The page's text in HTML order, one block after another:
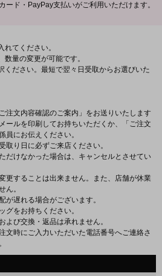
ード・PayPay支払いがご利用いただけます。
てください。
量の変更が可能です。
ください。最短で翌々日受取からお選びいた
注文内容確認のご案内」をお送りいたします
ールを印刷してお持ちいただくか、「ご注文
員にお伝えください。
取り日に必ずご来店ください。
だけなかった場合は、キャンセルとさせてい
更することは出来ません。また、店舗が休業
ん。
が遅れる場合がございます。
グをお持ちください。
よび交換・返品は承れません。
文時にご入力いただいた電話番号へご連絡さ